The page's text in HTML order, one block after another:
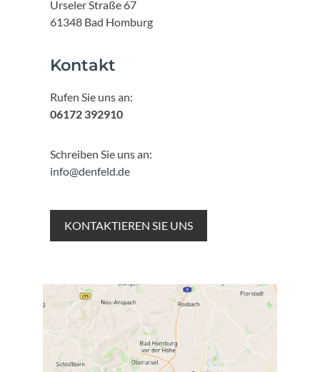
Urseler Straße 67
61348 Bad Homburg
Kontakt
Rufen Sie uns an:
06172 392910
Schreiben Sie uns an:
info@denfeld.de
KONTAKTIEREN SIE UNS